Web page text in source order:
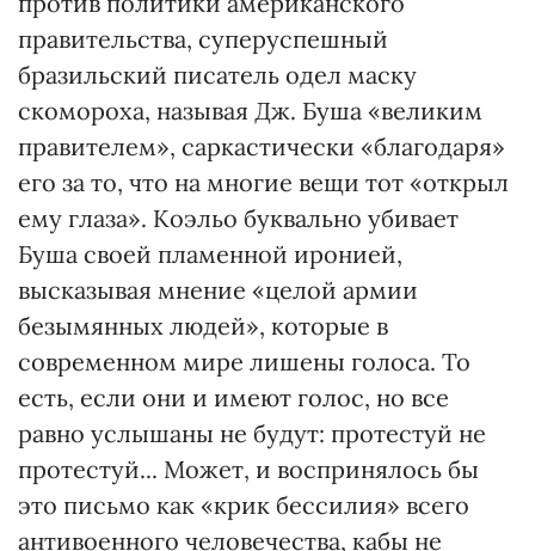
правительства, суперуспешный
бразильский писатель одел маску
скомороха, называя Дж. Буша «великим
правителем», саркастически «благодаря»
его за то, что на многие вещи тот «открыл
ему глаза». Коэльо буквально убивает
Буша своей пламенной иронией,
высказывая мнение «целой армии
безымянных людей», которые в
современном мире лишены голоса. То
есть, если они и имеют голос, но все
равно услышаны не будут: протестуй не
протестуй... Может, и воспринялось бы
это письмо как «крик бессилия» всего
антивоенного человечества, кабы не